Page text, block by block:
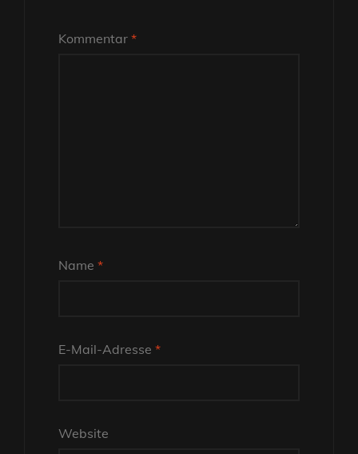
Kommentar *
Name *
E-Mail-Adresse *
Website